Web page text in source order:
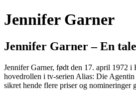
Jennifer Garner
Jennifer Garner – En
Jennifer Garner, født den 17. april 1972
hovedrollen i tv-serien Alias: Die
sikret hende flere priser og nomineringer